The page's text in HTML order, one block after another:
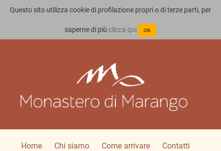
Questo sito utilizza cookie di profilazione propri o di terze parti, per
saperne di piùclicca qui OK
Home Chi siamo Come arrivare
Contatti